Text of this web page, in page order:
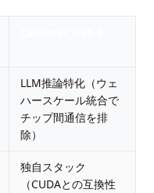
LLM推論特化（ウェ
ハースケール統合で
チップ間通信を排
除）
独自スタック
（CUDAとの互換性